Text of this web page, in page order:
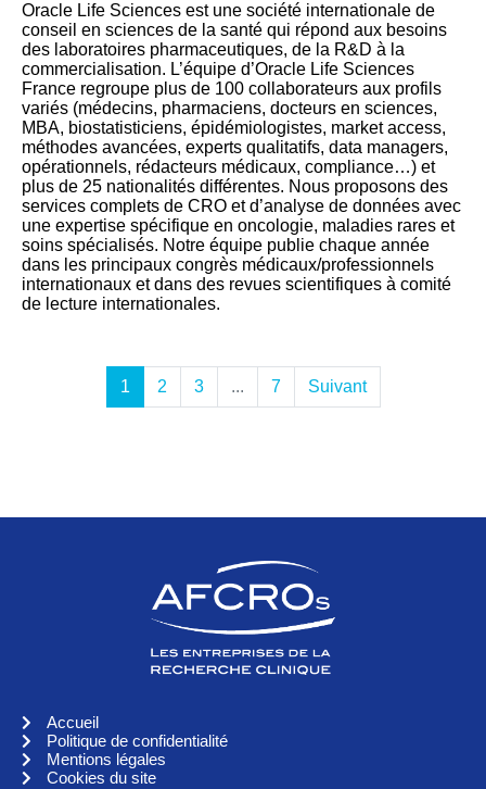
Oracle Life Sciences est une société internationale de
conseil en sciences de la santé qui répond aux besoins
des laboratoires pharmaceutiques, de la R&D à la
commercialisation. L’équipe d’Oracle Life Sciences
France regroupe plus de 100 collaborateurs aux profils
variés (médecins, pharmaciens, docteurs en sciences,
MBA, biostatisticiens, épidémiologistes, market access,
méthodes avancées, experts qualitatifs, data managers,
opérationnels, rédacteurs médicaux, compliance…) et
plus de 25 nationalités différentes. Nous proposons des
services complets de CRO et d’analyse de données avec
une expertise spécifique en oncologie, maladies rares et
soins spécialisés. Notre équipe publie chaque année
dans les principaux congrès médicaux/professionnels
internationaux et dans des revues scientifiques à comité
de lecture internationales.
1 2 3 ... 7 Suivant
Accueil
Politique de confidentialité
Mentions légales
Cookies du site